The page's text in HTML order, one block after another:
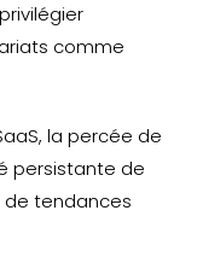
comme
la percée de
persistante de
tendances